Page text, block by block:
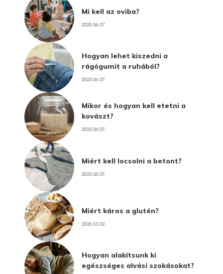
Mi kell az oviba?
2025.06.07.
Hogyan lehet kiszedni a
rágógumit a ruhából?
2025.06.07.
Mikor és hogyan kell etetni a
kovászt?
2025.06.07.
Miért kell locsolni a betont?
2025.06.07.
Miért káros a glutén?
2026.03.02.
Hogyan alakítsunk ki
egészséges alvási szokásokat?